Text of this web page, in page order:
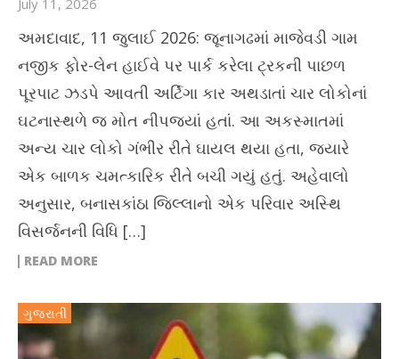
July 11, 2026
અમદાવાદ, 11 જુલાઈ 2026: જૂનાગઢમાં માજેવડી ગામ
નજીક ફોર-લેન હાઈવે પર પાર્ક કરેલા ટ્રકની પાછળ
પૂરપાટ ઝડપે આવતી અર્ટિગા કાર અથડાતાં ચાર લોકોનાં
ઘટનાસ્થળે જ મોત નીપજ્યાં હતાં. આ અકસ્માતમાં
અન્ય ચાર લોકો ગંભીર રીતે ઘાયલ થયા હતા, જ્યારે
એક બાળક ચમત્કારિક રીતે બચી ગયું હતું. અહેવાલો
અનુસાર, બનાસકાંઠા જિલ્લાનો એક પરિવાર અસ્થિ
વિસર્જનની વિધિ […]
READ MORE
ગુજરાતી